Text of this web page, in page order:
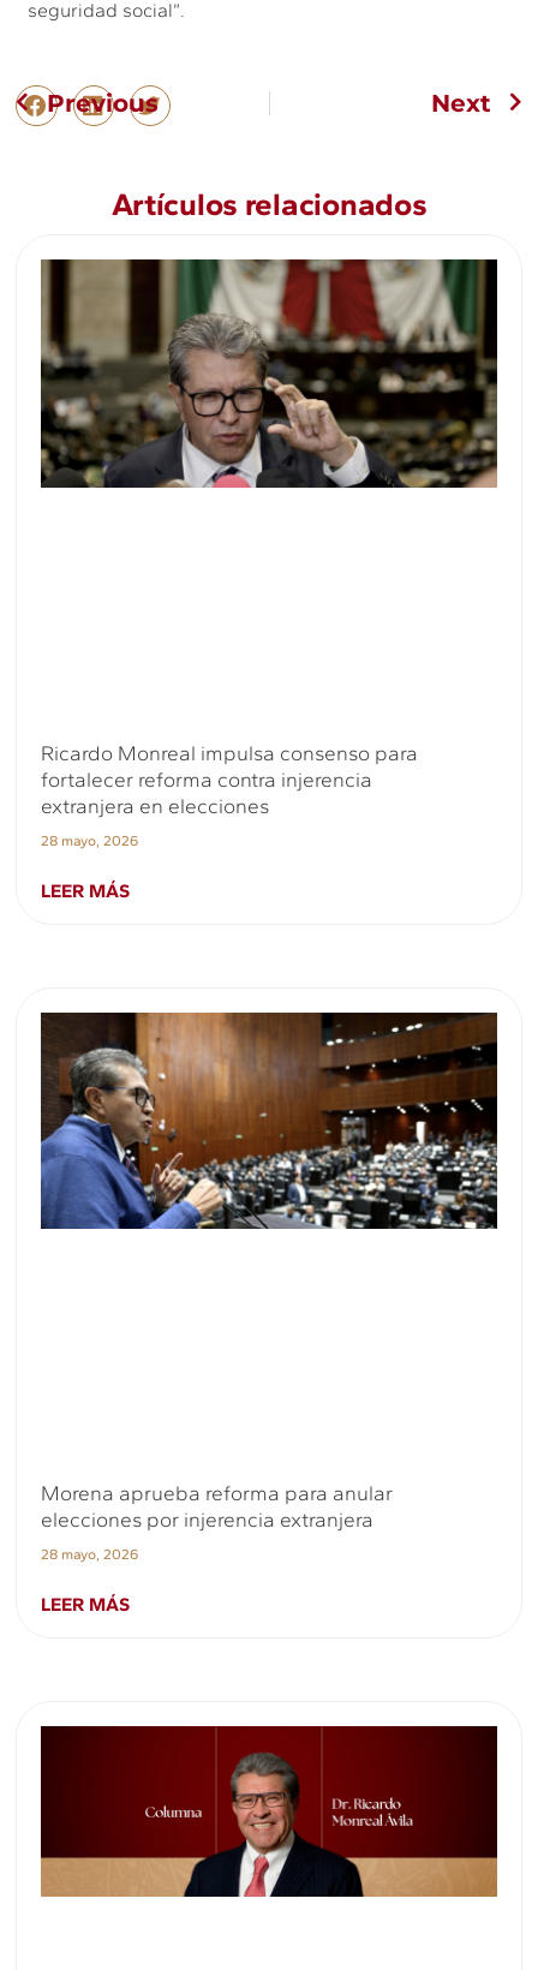
seguridad social”.
Previous Next
Artículos relacionados
Ricardo Monreal impulsa consenso para
fortalecer reforma contra injerencia
extranjera en elecciones
28 mayo, 2026
LEER MÁS
Morena aprueba reforma para anular
elecciones por injerencia extranjera
28 mayo, 2026
LEER MÁS